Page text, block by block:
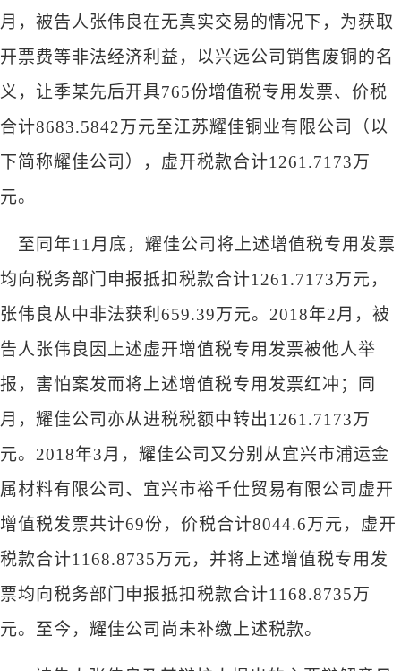
月，被告人张伟良在无真实交易的情况下，为获取
开票费等非法经济利益，以兴远公司销售废铜的名
义，让季某先后开具765份增值税专用发票、价税
合计8683.5842万元至江苏耀佳铜业有限公司（以
下简称耀佳公司），虚开税款合计1261.7173万
元。
至同年11月底，耀佳公司将上述增值税专用发票
均向税务部门申报抵扣税款合计1261.7173万元，
张伟良从中非法获利659.39万元。2018年2月，被
告人张伟良因上述虚开增值税专用发票被他人举
报，害怕案发而将上述增值税专用发票红冲；同
月，耀佳公司亦从进税税额中转出1261.7173万
元。2018年3月，耀佳公司又分别从宜兴市浦运金
属材料有限公司、宜兴市裕千仕贸易有限公司虚开
增值税发票共计69份，价税合计8044.6万元，虚开
税款合计1168.8735万元，并将上述增值税专用发
票均向税务部门申报抵扣税款合计1168.8735万
元。至今，耀佳公司尚未补缴上述税款。